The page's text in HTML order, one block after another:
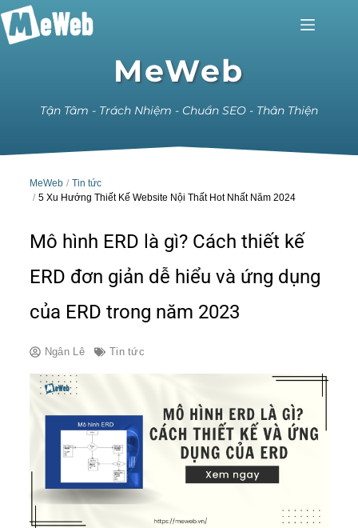
MeWeb
Tận Tâm - Trách Nhiệm - Chuẩn SEO - Thân Thiện
MeWeb
Tin tức
5 Xu Hướng Thiết Kế Website Nội Thất Hot Nhất Năm 2024
Mô hình ERD là gì? Cách thiết kế
ERD đơn giản dễ hiểu và ứng dụng
của ERD trong năm 2023
Ngân Lê Tin tức